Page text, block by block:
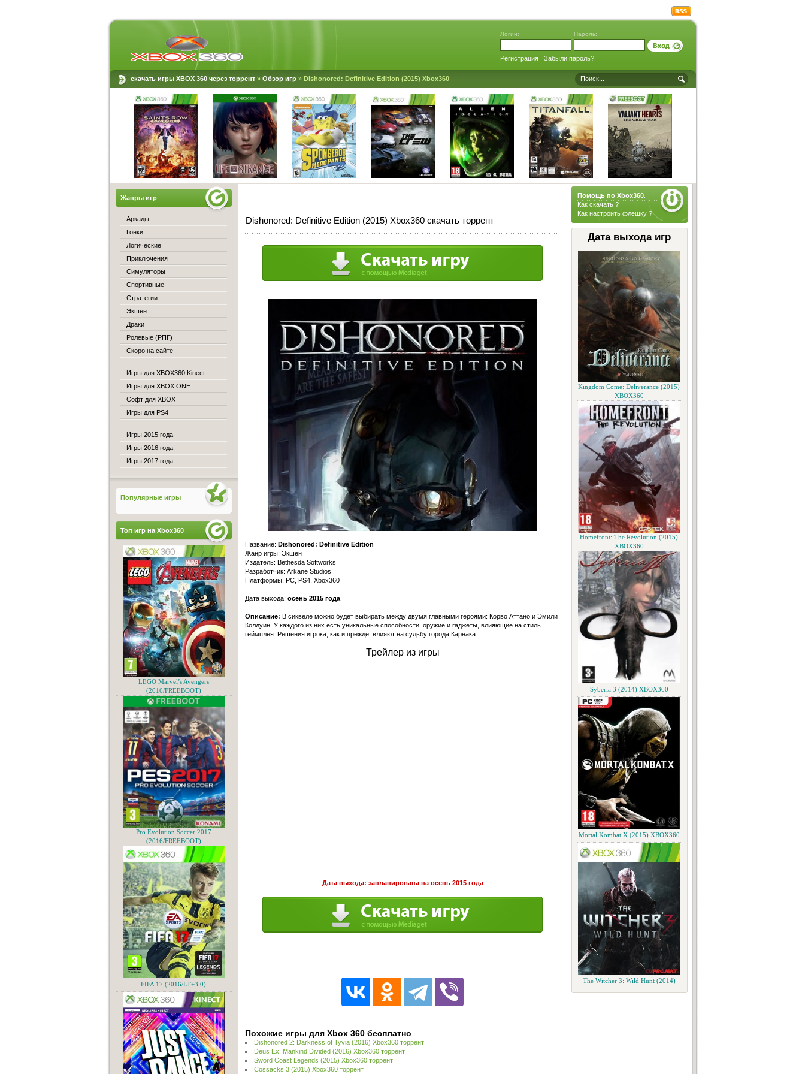
Логин: Пароль:
Регистрация| Забыли пароль?
скачать игры XBOX 360 через торрент» Обзор игр» Dishonored: Definitive Edition (2015) Xbox360
Помощь по Xbox360.
Как скачать ?
Как настроить флешку ?
Дата выхода игр
Kingdom Come: Deliverance (2015)
XBOX360
Homefront: The Revolution (2015)
XBOX360
Syberia 3 (2014) XBOX360
Mortal Kombat X (2015) XBOX360
The Witcher 3: Wild Hunt (2014)
Dishonored: Definitive Edition (2015) Xbox360 скачать торрент
Название: Dishonored: Definitive Edition
Жанр игры: Экшен
Издатель: Bethesda Softworks
Разработчик: Arkane Studios
Платформы: PC, PS4, Xbox360
Дата выхода: осень 2015 года
Описание: В сиквеле можно будет выбирать между двумя главными героями: Корво Аттано и Эмили
Колдуин. У каждого из них есть уникальные способности, оружие и гаджеты, влияющие на стиль
геймплея. Решения игрока, как и прежде, влияют на судьбу города Карнака.
Трейлер из игры
Дата выхода: запланирована на осень 2015 года
Похожие игры для Xbox 360 бесплатно
Dishonored 2: Darkness of Tyvia (2016) Xbox360 торрент
Deus Ex: Mankind Divided (2016) Xbox360 торрент
Sword Coast Legends (2015) Xbox360 торрент
Cossacks 3 (2015) Xbox360 торрент
Жанры игр
Аркады
Гонки
Логические
Приключения
Симуляторы
Спортивные
Стратегии
Экшен
Драки
Ролевые (РПГ)
Скоро на сайте
Игры для XBOX360 Kinect
Игры для XBOX ONE
Софт для XBOX
Игры для PS4
Игры 2015 года
Игры 2016 года
Игры 2017 года
Популярные игры
Топ игр на Xbox360
LEGO Marvel’s Avengers
(2016/FREEBOOT)
Pro Evolution Soccer 2017
(2016/FREEBOOT)
FIFA 17 (2016/LT+3.0)